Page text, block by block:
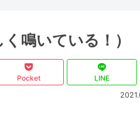
鳴いている！）
Pocket LINE